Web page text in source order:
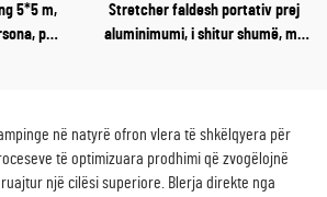
5*5 m,
për
Stretcher faldesh portativ prej
aluminimumi, i shitur shumë, me
në natyrë ofron vlera të shkëlqyera për
të optimizuara prodhimi që zvogëlojnë
një cilësi superiore. Blerja direkte nga